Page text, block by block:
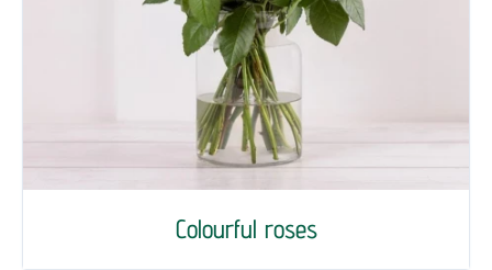
Colourful roses